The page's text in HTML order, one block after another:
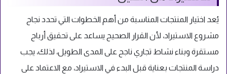
يُعد اختيار المنتجات المناسبة من أهم الخطوات التي تحدد نجاح
مشروع الاستيراد، لأن القرار الصحيح يساعد على تحقيق أرباح
مستقرة وبناء نشاط تجاري ناجح على المدى الطويل، لذلك، يجب
دراسة المنتجات بعناية قبل البدء في الاستيراد، مع الاعتماد على